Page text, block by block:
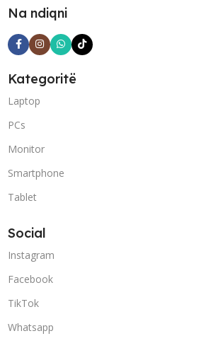
Na ndiqni
Kategoritë
Laptop
PCs
Monitor
Smartphone
Tablet
Social
Instagram
Facebook
TikTok
Whatsapp